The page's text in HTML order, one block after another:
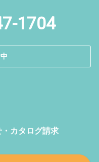
1704
カタログ請求